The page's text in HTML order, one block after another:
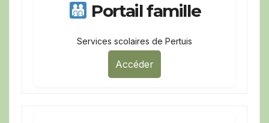
Portail famille
Services scolaires de Pertuis
Accéder